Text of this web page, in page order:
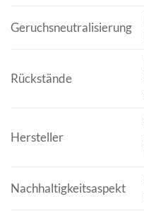
Geruchsneutralisierung
Rückstände
Hersteller
Nachhaltigkeitsaspekt